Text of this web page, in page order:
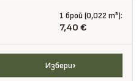
1 брой (0,022 m³):
7,40 €
Избери